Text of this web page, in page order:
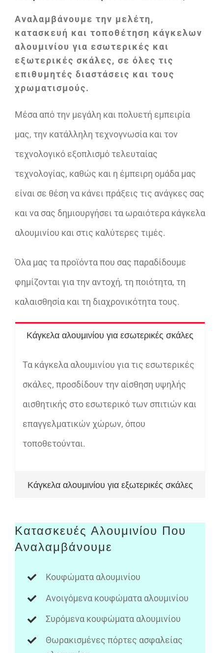
Αναλαμβάνουμε την μελέτη,
κατασκευή και τοποθέτηση κάγκελων
αλουμινίου για εσωτερικές και
εξωτερικές σκάλες, σε όλες τις
επιθυμητές διαστάσεις και τους
χρωματισμούς.
Μέσα από την μεγάλη και πολυετή εμπειρία
μας, την κατάλληλη τεχνογνωσία και τον
τεχνολογικό εξοπλισμό τελευταίας
τεχνολογίας, καθώς και η έμπειρη ομάδα μας
είναι σε θέση να κάνει πράξεις τις ανάγκες σας
και να σας δημιουργήσει τα ωραιότερα κάγκελα
αλουμινίου και στις καλύτερες τιμές.
Όλα μας τα προϊόντα που σας παραδίδουμε
φημίζονται για την αντοχή, τη ποιότητα, τη
καλαισθησία και τη διαχρονικότητα τους.
Κάγκελα αλουμινίου για εσωτερικές σκάλες
Τα κάγκελα αλουμινίου για τις εσωτερικές
σκάλες, προσδίδουν την αίσθηση υψηλής
αισθητικής στο εσωτερικό των σπιτιών και
επαγγελματικών χώρων, όπου
τοποθετούνται.
Κάγκελα αλουμινίου για εξωτερικές σκάλες
Κατασκευές Αλουμινίου Που
Αναλαμβάνουμε
Κουφώματα αλουμινίου
Ανοιγόμενα κουφώματα αλουμινίου
Συρόμενα κουφώματα αλουμινίου
Θωρακισμένες πόρτες ασφαλείας